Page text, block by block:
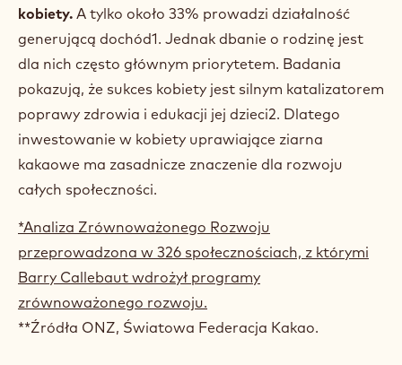
kobiety. A tylko około 33% prowadzi działalność
generującą dochód1. Jednak dbanie o rodzinę jest
dla nich często głównym priorytetem. Badania
pokazują, że sukces kobiety jest silnym katalizatorem
poprawy zdrowia i edukacji jej dzieci2. Dlatego
inwestowanie w kobiety uprawiające ziarna
kakaowe ma zasadnicze znaczenie dla rozwoju
całych społeczności.
*Analiza Zrównoważonego Rozwoju
przeprowadzona w 326 społecznościach, z którymi
Barry Callebaut wdrożył programy
zrównoważonego rozwoju.
**Źródła ONZ, Światowa Federacja Kakao.